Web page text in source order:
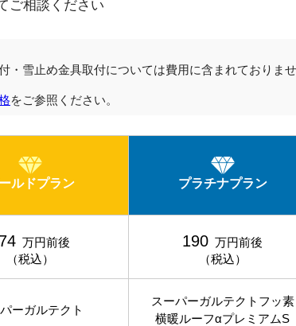
ご相談ください
雪止め金具取付については費用に含まれておりませ
をご参照ください。
ルドプラン プラチナプラン
万円前後
（税込）
190 万円前後
（税込）
ーガルテクト
スーパーガルテクトフッ素
横暖ルーフαプレミアムS